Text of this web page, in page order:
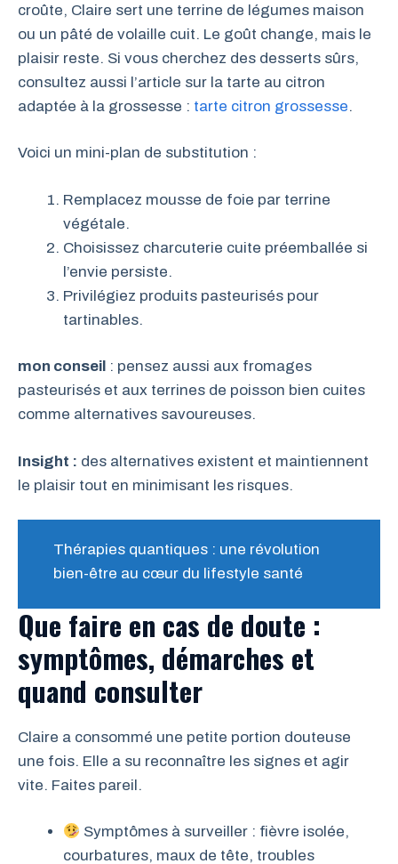
croûte, Claire sert une terrine de légumes maison
ou un pâté de volaille cuit. Le goût change, mais le
plaisir reste. Si vous cherchez des desserts sûrs,
consultez aussi l’article sur la tarte au citron
adaptée à la grossesse : tarte citron grossesse.
Voici un mini-plan de substitution :
Remplacez mousse de foie par terrine
végétale.
Choisissez charcuterie cuite préemballée si
l’envie persiste.
Privilégiez produits pasteurisés pour
tartinables.
mon conseil : pensez aussi aux fromages
pasteurisés et aux terrines de poisson bien cuites
comme alternatives savoureuses.
Insight : des alternatives existent et maintiennent
le plaisir tout en minimisant les risques.
Thérapies quantiques : une révolution
bien-être au cœur du lifestyle santé
Que faire en cas de doute :
symptômes, démarches et
quand consulter
Claire a consommé une petite portion douteuse
une fois. Elle a su reconnaître les signes et agir
vite. Faites pareil.
Symptômes à surveiller : fièvre isolée,
courbatures, maux de tête, troubles